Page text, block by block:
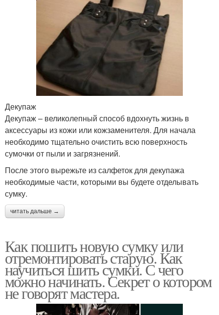
Декупаж
Декупаж – великолепный способ вдохнуть жизнь в
аксессуары из кожи или кожзаменителя. Для начала
необходимо тщательно очистить всю поверхность
сумочки от пыли и загрязнений.
После этого вырежьте из салфеток для декупажа
необходимые части, которыми вы будете отделывать
сумку.
читать дальше →
Как пошить новую сумку или
отремонтировать старую. Как
научиться шить сумки. С чего
можно начинать. Секрет о котором
не говорят мастера.